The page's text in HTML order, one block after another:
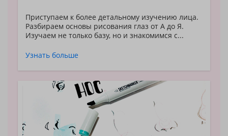
Приступаем к более детальному изучению лица.
Разбираем основы рисования глаз от А до Я.
Изучаем не только базу, но и знакомимся с...
Узнать больше